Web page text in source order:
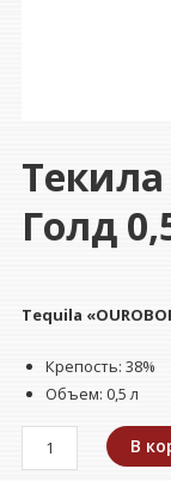
Голд
Tequila
Крепость: 38%
Объем: 0,5 л
Количество
товара
В